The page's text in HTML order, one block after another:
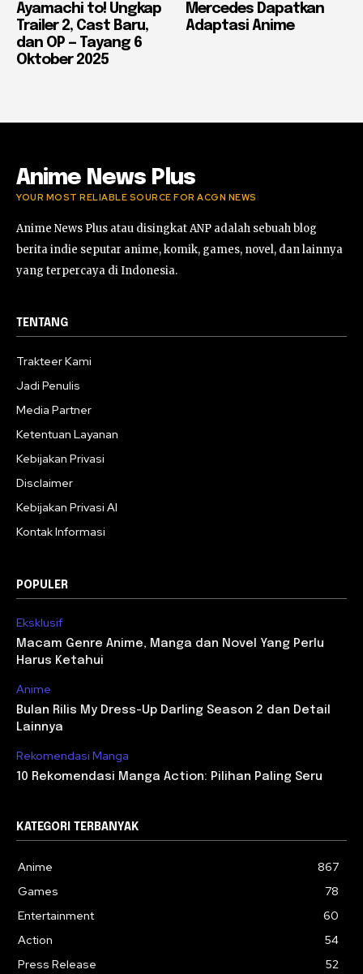
Ayamachi to! Ungkap
Trailer 2, Cast Baru,
dan OP — Tayang 6
Oktober 2025
Mercedes Dapatkan
Adaptasi Anime
Anime News Plus
YOUR MOST RELIABLE SOURCE FOR ACGN NEWS
Anime News Plus atau disingkat ANP adalah sebuah blog
berita indie seputar anime, komik, games, novel, dan lainnya
yang terpercaya di Indonesia.
TENTANG
Trakteer Kami
Jadi Penulis
Media Partner
Ketentuan Layanan
Kebijakan Privasi
Disclaimer
Kebijakan Privasi AI
Kontak Informasi
POPULER
Eksklusif
Macam Genre Anime, Manga dan Novel Yang Perlu
Harus Ketahui
Anime
Bulan Rilis My Dress-Up Darling Season 2 dan Detail
Lainnya
Rekomendasi Manga
10 Rekomendasi Manga Action: Pilihan Paling Seru
KATEGORI TERBANYAK
Anime
867
Games
78
Entertainment
60
Action
54
Press Release
52